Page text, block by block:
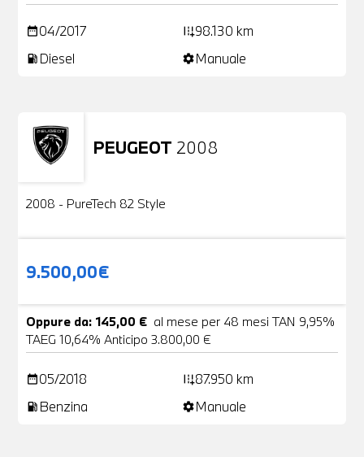
date_range04/2017 add_road98.130 km
local_gas_station Diesel settingsManuale
PEUGEOT 2008
Usato
2008 - PureTech 82 Style
9.500,00€
Oppure da: 145,00 € al mese per 48 mesi TAN 9,95%
TAEG 10,64% Anticipo 3.800,00 €
date_range05/2018 add_road87.950 km
local_gas_station Benzina settingsManuale